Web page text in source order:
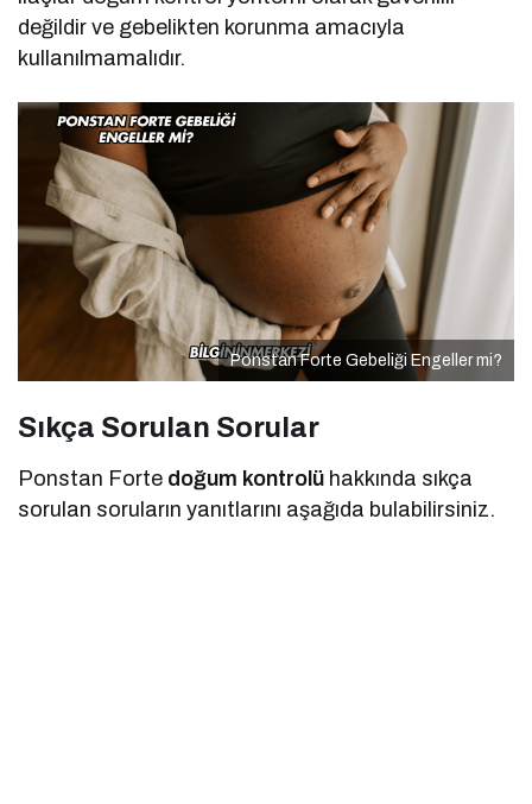
değildir ve gebelikten korunma amacıyla
kullanılmamalıdır.
Ponstan Forte Gebeliği Engeller mi?
Sıkça Sorulan Sorular
Ponstan Forte doğum kontrolü hakkında sıkça
sorulan soruların yanıtlarını aşağıda bulabilirsiniz.